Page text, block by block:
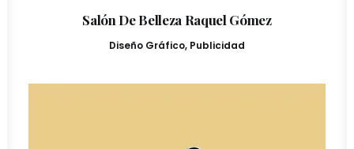
Salón De Belleza Raquel Gómez
Diseño Gráfico, Publicidad